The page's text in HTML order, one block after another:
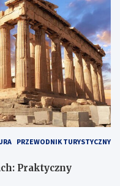
PRZEWODNIK TURYSTYCZNY
Praktyczny